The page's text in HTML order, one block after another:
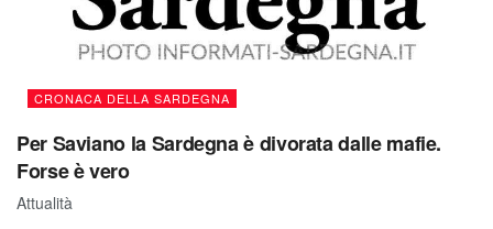
CRONACA DELLA SARDEGNA
Per Saviano la Sardegna è divorata dalle mafie.
Forse è vero
Attualità